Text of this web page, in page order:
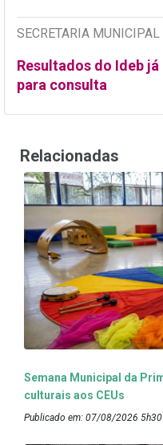
SECRETARIA MUNICIPAL
Resultados do Ideb
para consulta
Relacionadas
Semana Municipal da
culturais aos CEUs
Publicado em: 07/08/2026 5h30